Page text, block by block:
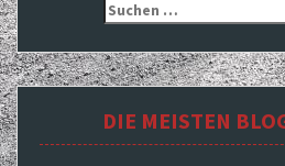
Suchen
nach:
DIE MEISTEN